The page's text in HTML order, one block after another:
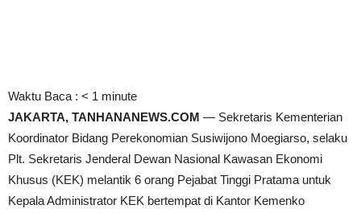
Waktu Baca : < 1 minute
JAKARTA, TANHANANEWS.COM — Sekretaris Kementerian
Koordinator Bidang Perekonomian Susiwijono Moegiarso, selaku
Plt. Sekretaris Jenderal Dewan Nasional Kawasan Ekonomi
Khusus (KEK) melantik 6 orang Pejabat Tinggi Pratama untuk
Kepala Administrator KEK bertempat di Kantor Kemenko